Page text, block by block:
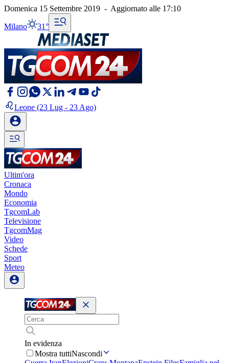
Domenica 15 Settembre 2019 - Aggiornato alle 17:10
Milano 31°
Leone (23 Lug - 23 Ago)
Ultim'ora
Cronaca
Mondo
Economia
TgcomLab
Televisione
TgcomMag
Video
Schede
Sport
Meteo
In evidenza
Mostra tuttiNascondi